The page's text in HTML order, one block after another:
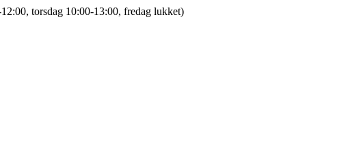
torsdag 10:00-13:00, fredag lukket)